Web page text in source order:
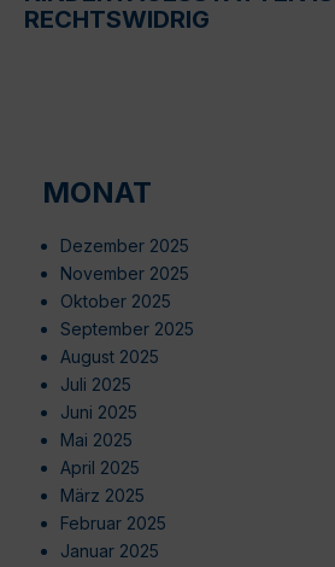
RECHTSWIDRIG
MONAT
Dezember 2025
November 2025
Oktober 2025
September 2025
August 2025
Juli 2025
Juni 2025
Mai 2025
April 2025
März 2025
Februar 2025
Januar 2025